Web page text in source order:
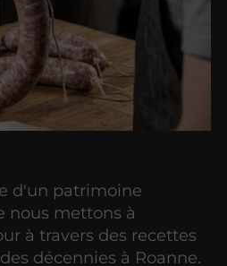
d'un patrimoine
nous mettons à
à travers des recettes
décennies à Roanne.